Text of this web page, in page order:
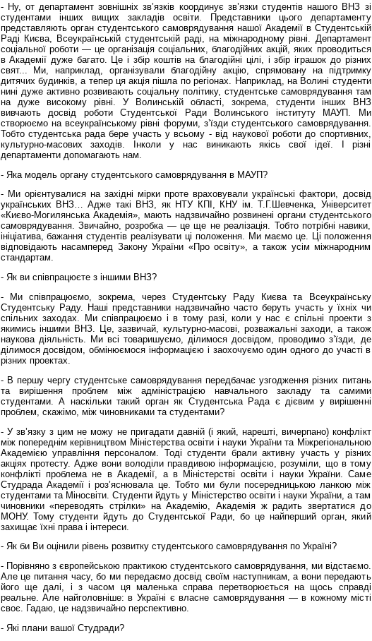
- Ну, от департамент зовнішніх зв’язків координує зв’язки студентів нашого ВНЗ зі
студентами інших вищих закладів освіти. Представники цього департаменту
представляють орган студентського самоврядування нашої Академії в Студентській
Раді Києва, Всеукраїнській студентській раді, на міжнародному рівні. Департамент
соціальної роботи — це організація соціальних, благодійних акцій, яких проводиться
в Академії дуже багато. Це і збір коштів на благодійні цілі, і збір іграшок до різних
свят... Ми, наприклад, організували благодійну акцію, спрямовану на підтримку
дитячих будинків, а тепер ця акція пішла по регіонах. Наприклад, на Волині студенти
нині дуже активно розвивають соціальну політику, студентське самоврядування там
на дуже високому рівні. У Волинській області, зокрема, студенти інших ВНЗ
вивчають досвід роботи Студентської Ради Волинського інституту МАУП. Ми
створюємо на всеукраїнському рівні форуми, з’їзди студентського самоврядування.
Тобто студентська рада бере участь у всьому - від наукової роботи до спортивних,
культурно-масових заходів. Інколи у нас виникають якісь свої ідеї. І різні
департаменти допомагають нам.
- Яка модель органу студентського самоврядування в МАУП?
- Ми орієнтувалися на західні мірки проте враховували українські фактори, досвід
українських ВНЗ… Адже такі ВНЗ, як НТУ КПІ, КНУ ім. Т.Г.Шевченка, Університет
«Києво-Могилянська Академія», мають надзвичайно розвинені органи студентського
самоврядування. Звичайно, розробка — це ще не реалізація. Тобто потрібні навики,
ініціатива, бажання студентів реалізувати ці положення. Ми маємо це. Ці положення
відповідають насамперед Закону України «Про освіту», а також усім міжнародним
стандартам.
- Як ви співпрацюєте з іншими ВНЗ?
- Ми співпрацюємо, зокрема, через Студентську Раду Києва та Всеукраїнську
Студентську Раду. Наші представники надзвичайно часто беруть участь у їхніх чи
спільних заходах. Ми співпрацюємо і в тому разі, коли у нас є спільні проекти з
якимись іншими ВНЗ. Це, зазвичай, культурно-масові, розважальні заходи, а також
наукова діяльність. Ми всі товаришуємо, ділимося досвідом, проводимо з’їзди, де
ділимося досвідом, обмінюємося інформацією і заохочуємо один одного до участі в
різних проектах.
- В першу чергу студентське самоврядування передбачає узгодження різних питань
та вирішення проблем між адміністрацією навчального закладу та самими
студентами. А наскільки такий орган як Студентська Рада є дієвим у вирішенні
проблем, скажімо, між чиновниками та студентами?
- У зв’язку з цим не можу не пригадати давній (і який, нарешті, вичерпано) конфлікт
між попереднім керівництвом Міністерства освіти і науки України та Міжрегіональною
Академією управління персоналом. Тоді студенти брали активну участь у різних
акціях протесту. Адже вони володіли правдивою інформацією, розуміли, що в тому
конфлікті проблема не в Академії, а в Міністерстві освіти і науки України. Саме
Студрада Академії і роз’яснювала це. Тобто ми були посередницькою ланкою між
студентами та Міносвіти. Студенти йдуть у Міністерство освіти і науки України, а там
чиновники «переводять стрілки» на Академію, Академія ж радить звертатися до
МОНУ. Тому студенти йдуть до Студентської Ради, бо це найперший орган, який
захищає їхні права і інтереси.
- Як би Ви оцінили рівень розвитку студентського самоврядування по Україні?
- Порівняно з європейською практикою студентського самоврядування, ми відстаємо.
Але це питання часу, бо ми передаємо досвід своїм наступникам, а вони передають
його ще далі, і з часом ця маленька справа перетворюється на щось справді
реальне. Але найголовніше: в Україні є власне самоврядування — в кожному місті
своє. Гадаю, це надзвичайно перспективно.
- Які плани вашої Студради?